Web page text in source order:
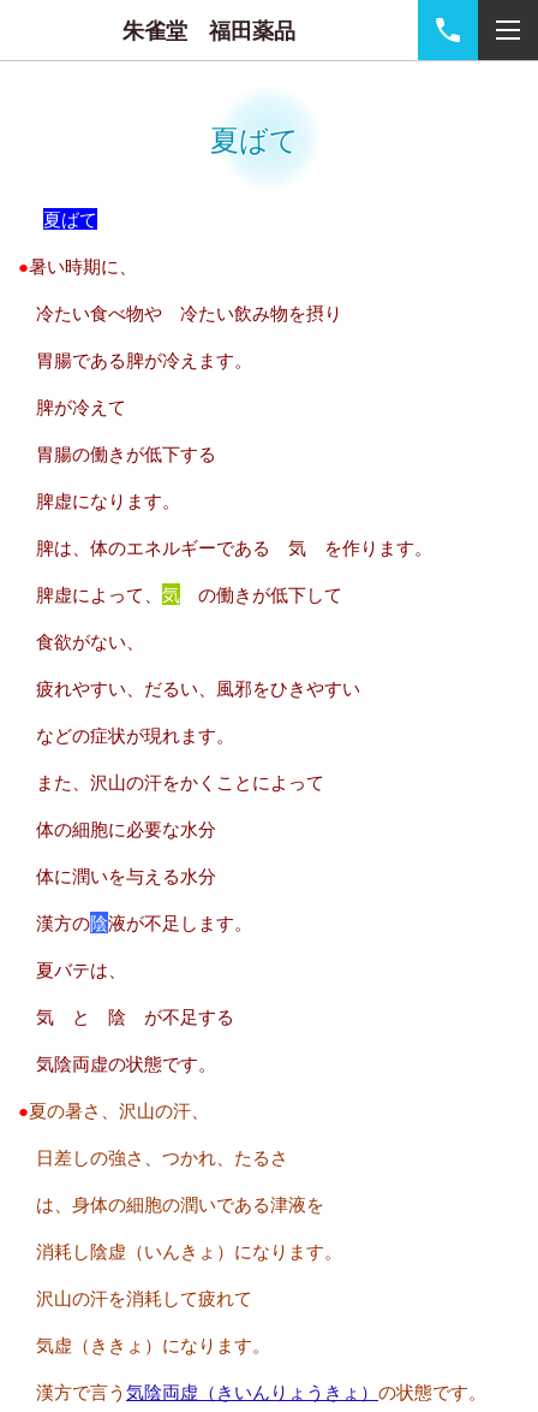
朱雀堂 福田薬品
夏ばて
夏ばて
●暑い時期に、
冷たい食べ物や 冷たい飲み物を摂り
胃腸である脾が冷えます。
脾が冷えて
胃腸の働きが低下する
脾虚になります。
脾は、体のエネルギーである 気 を作ります。
脾虚によって、 気 の働きが低下して
食欲がない、
疲れやすい、だるい、風邪をひきやすい
などの症状が現れます。
また、沢山の汗をかくことによって
体の細胞に必要な水分
体に潤いを与える水分
漢方の陰液が不足します。
夏バテは、
気 と 陰 が不足する
気陰両虚の状態です。
●夏の暑さ、沢山の汗、
日差しの強さ、 つかれ、たるさ
は、身体の細胞の潤いである津液を
消耗し陰虚（いんきょ）になります。
沢山の汗を消耗して疲れて
気虚（ききょ）になります。
漢方で言う 気陰両虚（きいんりょうきょ） の状態です。